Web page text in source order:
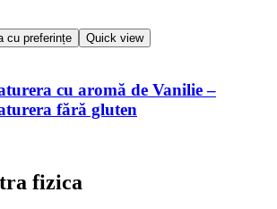
cu preferințe Quick view
cu aromă de Vanilie –
fără gluten
fizica